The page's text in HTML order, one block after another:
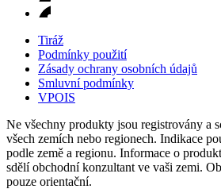
Tiráž
Podmínky použití
Zásady ochrany osobních údajů
Smluvní podmínky
VPOIS
Ne všechny produkty jsou registrovány a
všech zemích nebo regionech. Indikace
podle země a regionu. Informace o
sdělí obchodní konzultant ve vaši zemi.
pouze orientační.